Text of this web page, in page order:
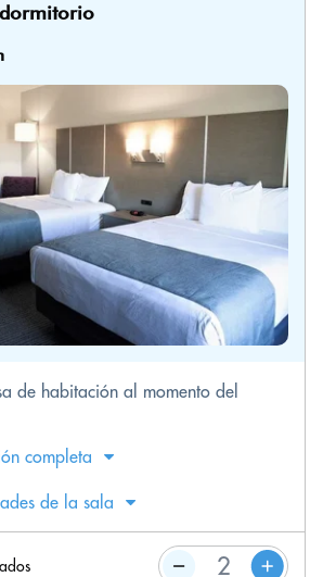
de habitación al momento del
completa
de la sala